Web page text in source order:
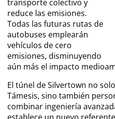
transporte colectivo y
reduce las emisiones.
Todas las futuras rutas de
autobuses emplearán
vehículos de cero
emisiones, disminuyendo
aún más el impacto
El túnel de Silvertown no
Támesis, sino también
combinar ingeniería